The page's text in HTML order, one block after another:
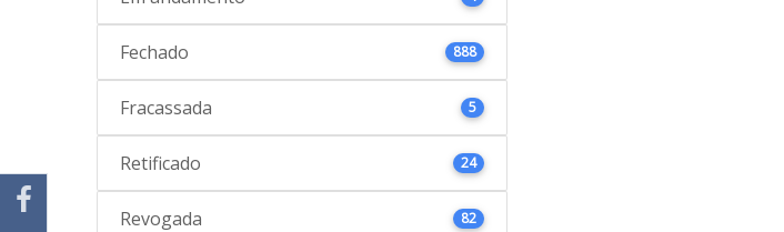
Fechado 888
Fracassada 5
Retificado 24
Revogada 82